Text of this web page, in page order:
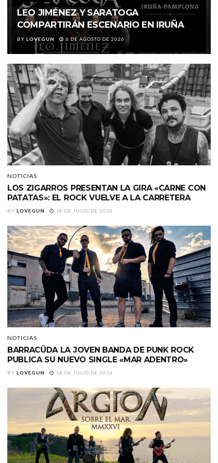
LEO JIMÉNEZ Y SARATOGA
COMPARTIRÁN ESCENARIO EN IRUÑA
BY LOVEGUN 6 DE AGOSTO DE 2026
NOTICIAS
LOS ZIGARROS PRESENTAN LA GIRA «CARNE CON
PATATAS»: EL ROCK VUELVE A LA CARRETERA
BY LOVEGUN 18 DE JULIO DE 2026
NOTICIAS
BARRACÜDA LA JOVEN BANDA DE PUNK ROCK
PUBLICA SU NUEVO SINGLE «MAR ADENTRO»
BY LOVEGUN 18 DE JULIO DE 2026